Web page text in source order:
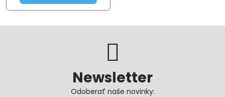
Newsletter
Odoberať naše novinky: